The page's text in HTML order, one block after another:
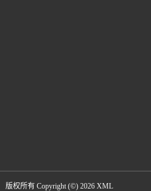
版权所有 Copyright (©) 2026 XML